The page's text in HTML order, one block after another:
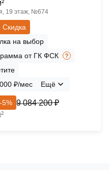
19 этаж, №674
Скидка
на выбор
от ГК ФСК
₽/мес
Ещё
-5% 9 084 200 ₽